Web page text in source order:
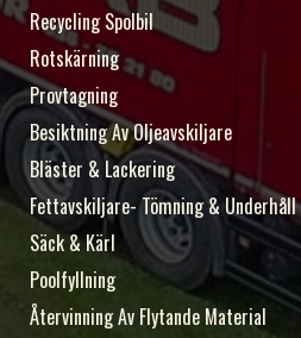
Recycling Spolbil
Rotskärning
Provtagning
Besiktning Av Oljeavskiljare
Bläster & Lackering
Fettavskiljare- Tömning & Underhåll
Säck & Kärl
Poolfyllning
Återvinning Av Flytande Material